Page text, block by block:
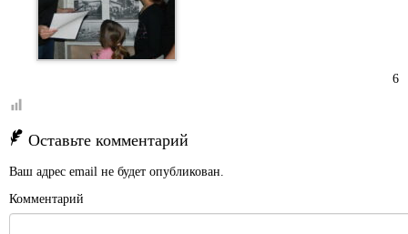
6
Оставьте комментарий
Ваш адрес email не будет опубликован.
Комментарий